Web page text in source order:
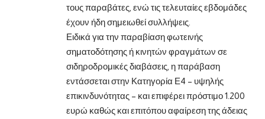
τους παραβάτες, ενώ τις τελευταίες εβδομάδες
έχουν ήδη σημειωθεί συλλήψεις.
Ειδικά για την παραβίαση φωτεινής
σηματοδότησης ή κινητών φραγμάτων σε
σιδηροδρομικές διαβάσεις, η παράβαση
εντάσσεται στην Κατηγορία Ε4 – υψηλής
επικινδυνότητας – και επιφέρει πρόστιμο 1.200
ευρώ καθώς και επιτόπου αφαίρεση της άδειας